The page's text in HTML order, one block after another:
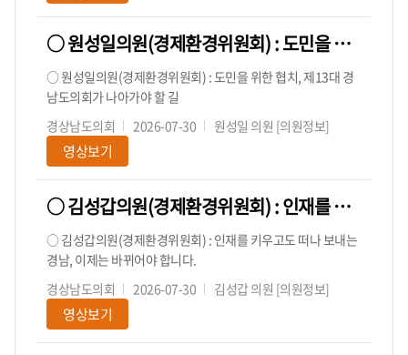
○ 원성일의원(경제환경위원회) : 도민을 위한 협치, 제13대 경남도의회가 나아가야 할 길
○ 원성일의원(경제환경위원회) : 도민을 위한 협치, 제13대 경
남도의회가 나아가야 할 길
경상남도의회
2026-07-30 원성일 의원 [의원정보]
영상보기
○ 김성갑의원(경제환경위원회) : 인재를 키우고도 떠나 보내는 경남, 이제는 바뀌어야 합니다.
○ 김성갑의원(경제환경위원회) : 인재를 키우고도 떠나 보내는
경남, 이제는 바뀌어야 합니다.
경상남도의회
2026-07-30 김성갑 의원 [의원정보]
영상보기